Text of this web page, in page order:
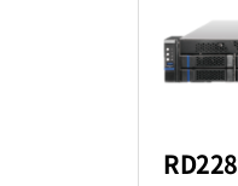
RD228